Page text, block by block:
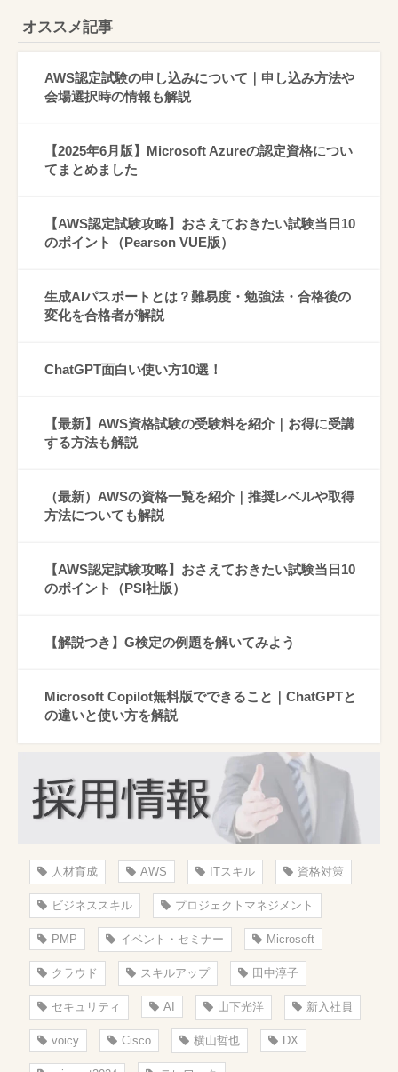
オススメ記事
AWS認定試験の申し込みについて｜申し込み方法や
会場選択時の情報も解説
【2025年6月版】Microsoft Azureの認定資格につい
てまとめました
【AWS認定試験攻略】おさえておきたい試験当日10
のポイント（Pearson VUE版）
生成AIパスポートとは？難易度・勉強法・合格後の
変化を合格者が解説
ChatGPT面白い使い方10選！
【最新】AWS資格試験の受験料を紹介｜お得に受講
する方法も解説
（最新）AWSの資格一覧を紹介｜推奨レベルや取得
方法についても解説
【AWS認定試験攻略】おさえておきたい試験当日10
のポイント（PSI社版）
【解説つき】G検定の例題を解いてみよう
Microsoft Copilot無料版でできること｜ChatGPTと
の違いと使い方を解説
人材育成 AWS ITスキル 資格対策
ビジネススキル プロジェクトマネジメント
PMP イベント・セミナー Microsoft
クラウド スキルアップ 田中淳子
セキュリティ AI 山下光洋 新入社員
voicy Cisco 横山哲也 DX